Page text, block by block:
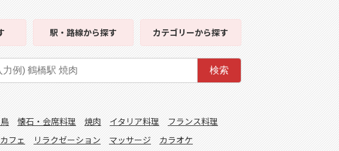
駅・路線から探す カテゴリーから探す
検索
懐石・会席料理 焼肉 イタリア料理
フランス料理
フェ リラクゼーション マッサージ カラオケ